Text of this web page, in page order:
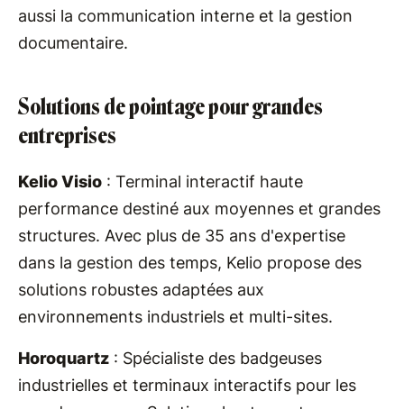
aussi la communication interne et la gestion
documentaire.
Solutions de pointage pour grandes
entreprises
Kelio Visio : Terminal interactif haute
performance destiné aux moyennes et grandes
structures. Avec plus de 35 ans d'expertise
dans la gestion des temps, Kelio propose des
solutions robustes adaptées aux
environnements industriels et multi-sites.
Horoquartz : Spécialiste des badgeuses
industrielles et terminaux interactifs pour les